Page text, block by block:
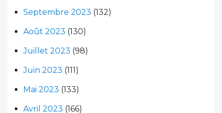
Septembre 2023 (132)
Août 2023 (130)
Juillet 2023 (98)
Juin 2023 (111)
Mai 2023 (133)
Avril 2023 (166)